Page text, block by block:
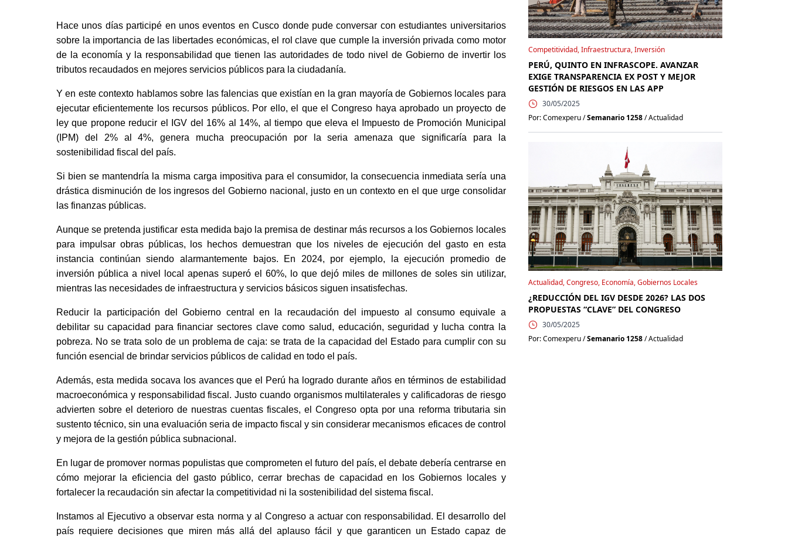
Hace unos días participé en unos eventos en Cusco donde pude conversar con estudiantes universitarios
sobre la importancia de las libertades económicas, el rol clave que cumple la inversión privada como motor
de la economía y la responsabilidad que tienen las autoridades de todo nivel de Gobierno de invertir los
tributos recaudados en mejores servicios públicos para la ciudadanía.
Y en este contexto hablamos sobre las falencias que existían en la gran mayoría de Gobiernos locales para
ejecutar eficientemente los recursos públicos. Por ello, el que el Congreso haya aprobado un proyecto de
ley que propone reducir el IGV del 16% al 14%, al tiempo que eleva el Impuesto de Promoción Municipal
(IPM) del 2% al 4%, genera mucha preocupación por la seria amenaza que significaría para la
sostenibilidad fiscal del país.
Si bien se mantendría la misma carga impositiva para el consumidor, la consecuencia inmediata sería una
drástica disminución de los ingresos del Gobierno nacional, justo en un contexto en el que urge consolidar
las finanzas públicas.
Aunque se pretenda justificar esta medida bajo la premisa de destinar más recursos a los Gobiernos locales
para impulsar obras públicas, los hechos demuestran que los niveles de ejecución del gasto en esta
instancia continúan siendo alarmantemente bajos. En 2024, por ejemplo, la ejecución promedio de
inversión pública a nivel local apenas superó el 60%, lo que dejó miles de millones de soles sin utilizar,
mientras las necesidades de infraestructura y servicios básicos siguen insatisfechas.
Reducir la participación del Gobierno central en la recaudación del impuesto al consumo equivale a
debilitar su capacidad para financiar sectores clave como salud, educación, seguridad y lucha contra la
pobreza. No se trata solo de un problema de caja: se trata de la capacidad del Estado para cumplir con su
función esencial de brindar servicios públicos de calidad en todo el país.
Además, esta medida socava los avances que el Perú ha logrado durante años en términos de estabilidad
macroeconómica y responsabilidad fiscal. Justo cuando organismos multilaterales y calificadoras de riesgo
advierten sobre el deterioro de nuestras cuentas fiscales, el Congreso opta por una reforma tributaria sin
sustento técnico, sin una evaluación seria de impacto fiscal y sin considerar mecanismos eficaces de control
y mejora de la gestión pública subnacional.
En lugar de promover normas populistas que comprometen el futuro del país, el debate debería centrarse en
cómo mejorar la eficiencia del gasto público, cerrar brechas de capacidad en los Gobiernos locales y
fortalecer la recaudación sin afectar la competitividad ni la sostenibilidad del sistema fiscal.
Instamos al Ejecutivo a observar esta norma y al Congreso a actuar con responsabilidad. El desarrollo del
país requiere decisiones que miren más allá del aplauso fácil y que garanticen un Estado capaz de
Competitividad, Infraestructura, Inversión
PERÚ, QUINTO EN INFRASCOPE. AVANZAR
EXIGE TRANSPARENCIA EX POST Y MEJOR
GESTIÓN DE RIESGOS EN LAS APP
30/05/2025
Por: Comexperu /Semanario 1258/ Actualidad
Actualidad, Congreso, Economía, Gobiernos Locales
¿REDUCCIÓN DEL IGV DESDE 2026? LAS DOS
PROPUESTAS “CLAVE” DEL CONGRESO
30/05/2025
Por: Comexperu /Semanario 1258/ Actualidad